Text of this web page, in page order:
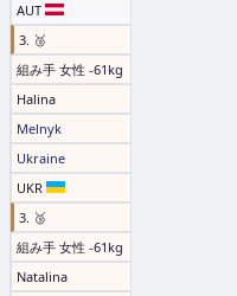
AUT
3. 🥉
組み手 女性 -61kg
Halina
Melnyk
Ukraine
UKR
3. 🥉
組み手 女性 -61kg
Natalina